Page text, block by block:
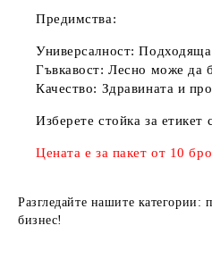
Предимства:
Универсалност: Подходяща
Гъвкавост: Лесно може да
Качество: Здравината и
Изберете стойка за
Цената е за пакет от 10
Разгледайте нашите
бизнес!